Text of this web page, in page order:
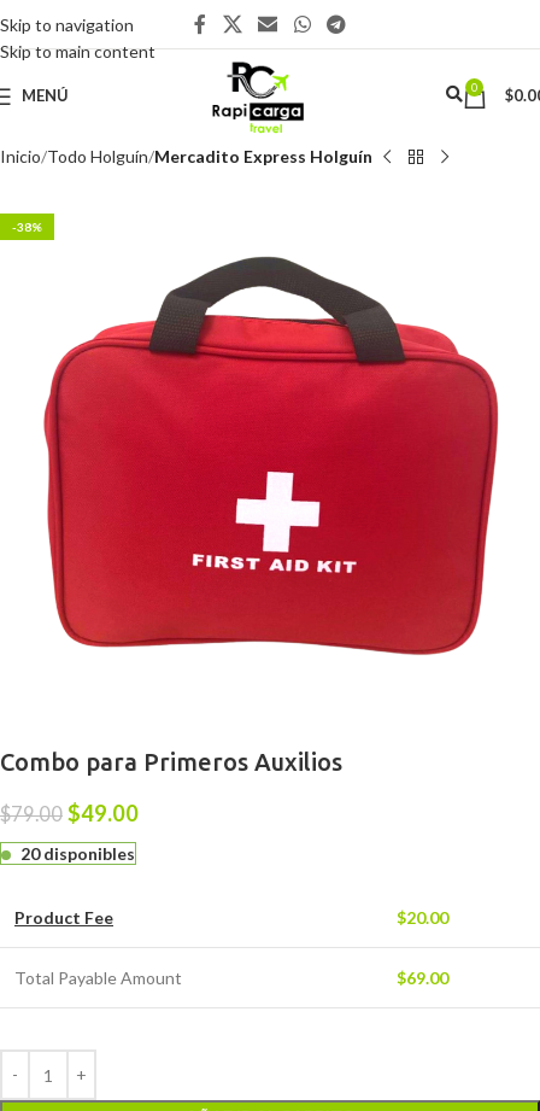
Skip to navigation
Skip to main content
MENÚ 0 $
Inicio Todo Holguín Mercadito Express Holguín
-38%
Combo para Primeros Auxilios
$79.00 $49.00
20 disponibles
Product Fee $20.00
Total Payable Amount $69.00